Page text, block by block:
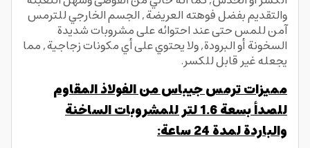
والتقديم بفضل فوهته العريضة, الجسم الخارجي للترمس
آمن للمس حتى عند احتوائه على مشروبات شديدة
السخونة أو البرودة, ولا يحتوي على أي مكونات زجاجية, مما
يجعله غير قابل للكسر.
مميزات ترمس جيباس من الفولاذ المقاوم
للصدأ بسعة 1.6 لتر للمشروبات الساخنة
والباردة لمدة 24 ساعة: